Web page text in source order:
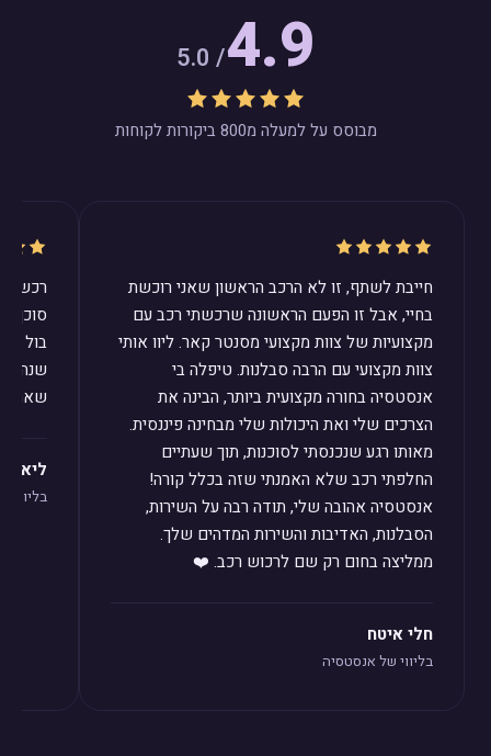
4.9
/ 5.0
מבוסס על למעלה מ800 ביקורות לקוחות
חייבת לשתף, זו לא הרכב הראשון שאני רוכשת
בחיי, אבל זו הפעם הראשונה שרכשתי רכב עם
מקצועיות של צוות מקצועי מסנטר קאר. ליוו אותי
צוות מקצועי עם הרבה סבלנות. טיפלה בי
אנסטסיה בחורה מקצועית ביותר, הבינה את
הצרכים שלי ואת היכולות שלי מבחינה פיננסית.
מאותו רגע שנכנסתי לסוכנות, תוך שעתיים
החלפתי רכב שלא האמנתי שזה בכלל קורה!
אנסטסיה אהובה שלי, תודה רבה על השירות,
הסבלנות, האדיבות והשירות המדהים שלך.
ממליצה בחום רק שם לרכוש רכב. ❤️
חלי איטח
בליווי של אנסטסיה
רכשנו
סוכן
בול
שנהיה
ליאת
בליווי